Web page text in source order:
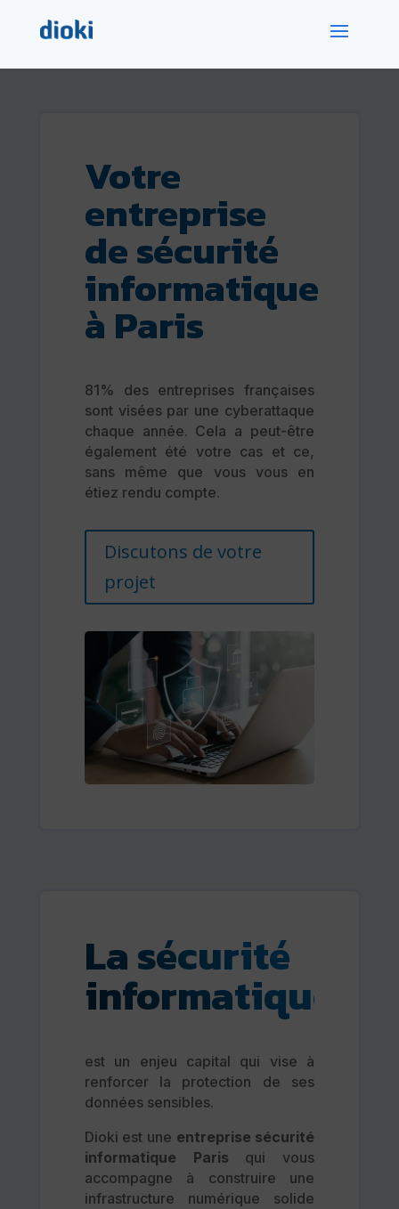
Votre
entreprise
de sécurité
informatique
à Paris
81% des entreprises françaises
sont visées par une cyberattaque
chaque année. Cela a peut-être
également été votre cas et ce,
sans même que vous vous en
étiez rendu compte.
Discutons de votre
projet
La sécurité
informatique
est un enjeu capital qui vise à
renforcer la protection de ses
données sensibles.
Dioki est une entreprise sécurité
informatique Paris qui vous
accompagne à construire une
infrastructure numérique solide